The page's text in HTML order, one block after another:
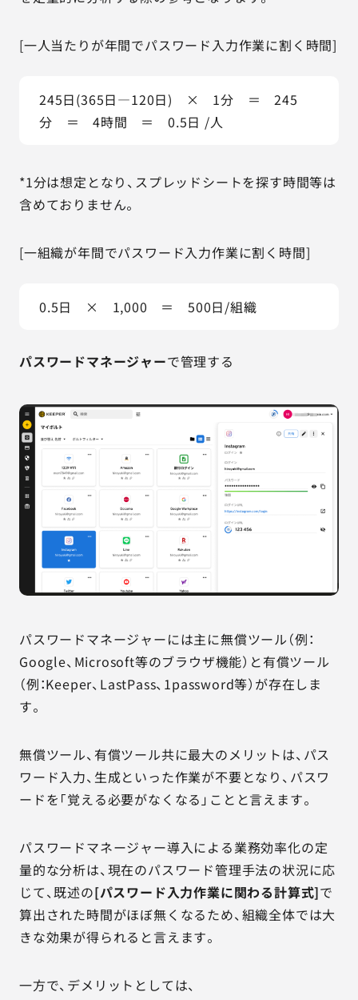
[一人当たりが年間でパスワード入力作業に割く時間]
245日(365日―120日)　×　1分　＝　245
分　＝　4時間　＝　0.5日 /人
*1分は想定となり、スプレッドシートを探す時間等は
含めておりません。
[一組織が年間でパスワード入力作業に割く時間]
0.5日　×　1,000　＝　500日/組織
パスワードマネージャーで管理する
パスワードマネージャーには主に無償ツール（例：
Google、Microsoft等のブラウザ機能）と有償ツール
（例：Keeper、LastPass、1password等）が存在しま
す。
無償ツール、有償ツール共に最大のメリットは、パス
ワード入力、生成といった作業が不要となり、パスワ
ードを「覚える必要がなくなる」ことと言えます。
パスワードマネージャー導入による業務効率化の定
量的な分析は、現在のパスワード管理手法の状況に応
じて、既述の[パスワード入力作業に関わる計算式]で
算出された時間がほぼ無くなるため、組織全体では大
きな効果が得られると言えます。
一方で、デメリットとしては、